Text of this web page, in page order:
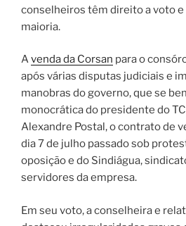
conselheiros têm direito a voto
maioria.
Avenda da Corsan para o
após várias disputas judiciais e
manobras do governo, que se
monocrática do presidente do
Alexandre Postal, o contrato de
dia 7 de julho passado sob
oposição e do Sindiágua,
servidores da empresa.
Em seu voto, a conselheira e